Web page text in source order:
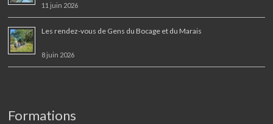
11 juin 2026
Les rendez-vous de Gens du Bocage et du Marais
8 juin 2026
Formations